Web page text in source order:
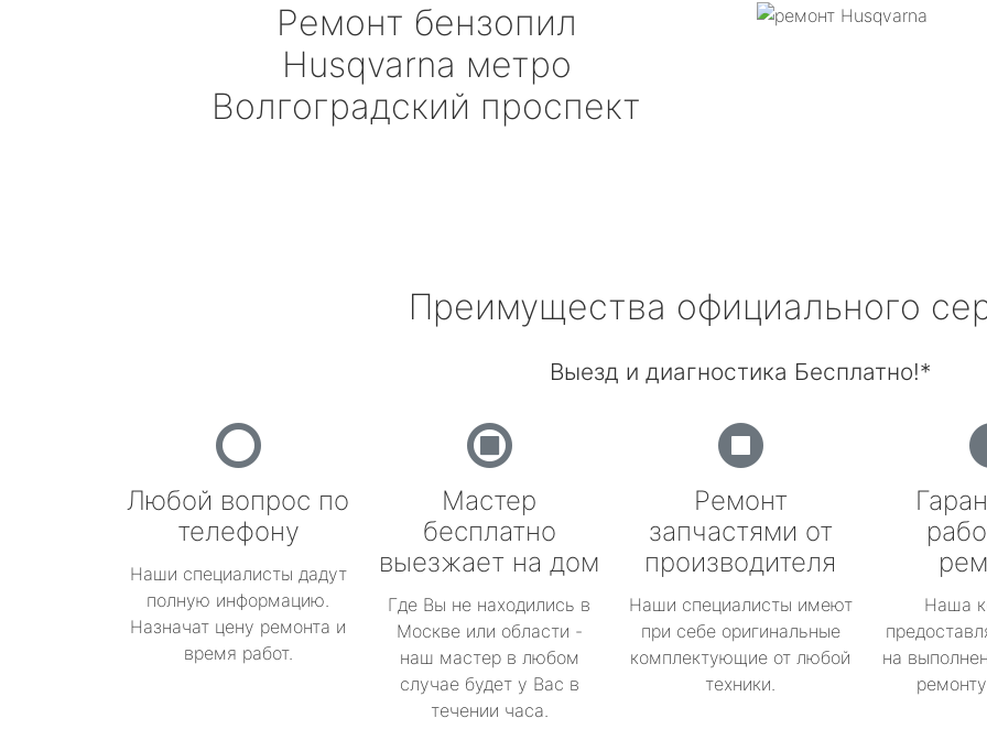
Ремонт бензопил
Husqvarna метро
Волгоградский проспект
Преимущества официального
Выезд и диагностика Бесплатно!*
Любой вопрос по
телефону
Наши специалисты дадут
полную информацию.
Назначат цену ремонта и
время работ.
Мастер
бесплатно
выезжает на дом
Где Вы не находились в
Москве или области -
наш мастер в любом
случае будет у Вас в
течении часа.
Ремонт
запчастями от
производителя
Наши специалисты имеют
при себе оригинальные
комплектующие от любой
техники.
Наша
на